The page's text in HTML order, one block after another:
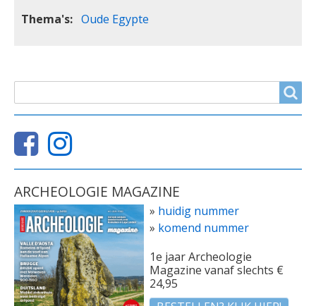
Thema's
Oude Egypte
ARCHEOLOGIE MAGAZINE
» huidig nummer
» komend nummer
1e jaar Archeologie
Magazine vanaf slechts €
24,95